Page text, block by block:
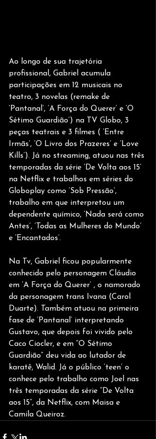
Ao longo de sua trajetória
profissional, Gabriel acumula
participações em 12 musicais no
teatro, 3 novelas (remake de
‘Pantanal’, ‘A Força do Querer’ e ‘O
Sétimo Guardião’) na TV Globo, 3
peças teatrais e 3 filmes ( ‘Entre
Irmãs’, ‘O Livro dos Prazeres’ e ‘Love
Kills’). Já no streaming, atuou nas três
temporadas da série ‘De Volta aos 15’
na Netflix e trabalhos em séries do
Globoplay como ‘Sob Pressão’,
trabalho em que interpretou um
dependente químico, ‘Nada será como
Antes’, ‘Todas as Mulheres do Mundo’
e ‘Encantados’.
Na Tv, Gabriel ficou popularmente
conhecido pelo personagem Cláudio
em ‘A Força do Querer’ , o namorado
da personagem trans Ivana (Carol
Duarte). Também atuou na primeira
fase de ‘Pantanal’ interpretando
Gustavo, que depois foi vivido pelo
Caco Ciocler, e em “O Sétimo
Guardião” deu vida ao lutador de
karatê, Walid. Já o público ‘teen’ o
conhece pelo trabalho como Joel nas
três temporadas da série “De Volta
aos 15”, da Netflix, com Maisa e
Camila Queiroz.